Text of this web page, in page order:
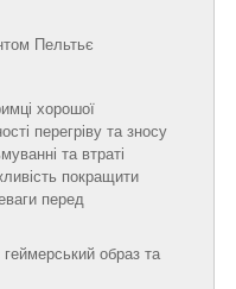
Пельтьє
хорошої
перегріву та зносу
та втраті
покращити
перед
образ та